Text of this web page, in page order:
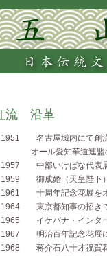
流 沿革
名古屋城内にて創
ル愛知華道連盟の
中部いけばな代表
御成婚（天皇陛下）
十周年記念花展をオ
東京都知事の招きで
イケバナ・インタ
明治百年記念花展
蒋介石八十才祝賀